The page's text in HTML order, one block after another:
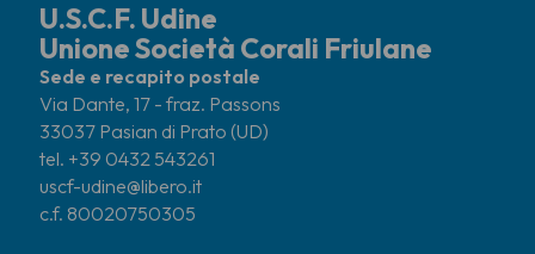
U.S.C.F. Udine
Unione Società Corali Friulane
Sede e recapito postale
Via Dante, 17 - fraz. Passons
33037 Pasian di Prato (UD)
tel. +39 0432 543261
uscf-udine@libero.it
c.f. 80020750305